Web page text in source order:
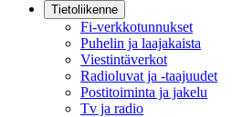
Tietoliikenne
Fi-verkkotunnukset
Puhelin ja laajakaista
Viestintäverkot
Radioluvat ja -taajuudet
Postitoiminta ja jakelu
Tv ja radio